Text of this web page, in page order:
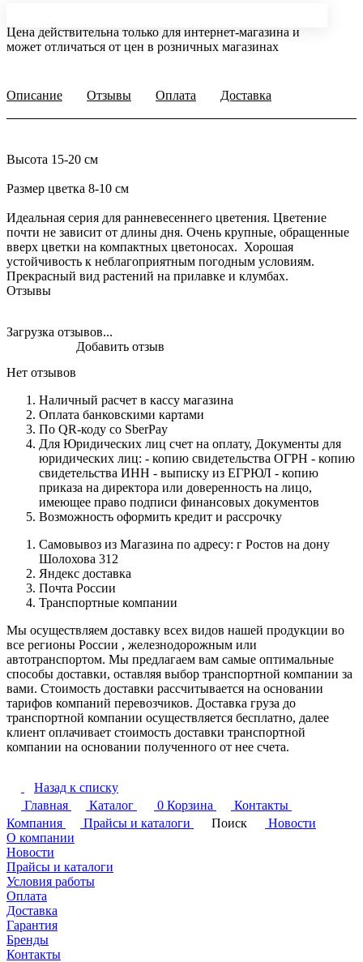
Цена действительна только для интернет-магазина и
может отличаться от цен в розничных магазинах
Описание Отзывы Оплата Доставка
Высота 15-20 см
Размер цветка 8-10 см
Идеальная серия для ранневесеннего цветения. Цветение
почти не зависит от длины дня. Очень крупные, обращенные
вверх цветки на компактных цветоносах. Хорошая
устойчивость к неблагоприятным погодным условиям.
Прекрасный вид растений на прилавке и клумбах.
Отзывы
Загрузка отзывов...
Нет отзывов
Добавить отзыв
Наличный расчет в кассу магазина
Оплата банковскими картами
По QR-коду со SberPay
Для Юридических лиц счет на оплату, Документы для
юридических лиц: - копию свидетельства ОГРН - копию
свидетельства ИНН - выписку из ЕГРЮЛ - копию
приказа на директора или доверенность на лицо,
имеющее право подписи финансовых документов
Возможность оформить кредит и рассрочку
Самовывоз из Магазина по адресу: г Ростов на дону
Шолохова 312
Яндекс доставка
Почта России
Транспортные компании
Мы осуществляем доставку всех видов нашей продукции во
все регионы России , железнодорожным или
автотранспортом. Мы предлагаем вам самые оптимальные
способы доставки, оставляя выбор транспортной компании за
вами. Стоимость доставки рассчитывается на основании
тарифов компаний перевозчиков. Доставка груза до
транспортной компании осуществляется бесплатно, далее
клиент оплачивает стоимость доставки транспортной
компании на основании полученного от нее счета.
Назад к списку
Главная
Каталог 0 Корзина
Контакты
Компания
Прайсы и каталоги Поиск
Новости
О компании
Новости
Прайсы и каталоги
Условия работы
Оплата
Доставка
Гарантия
Бренды
Контакты